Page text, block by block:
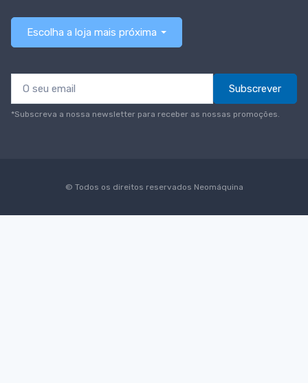
Escolha a loja mais próxima
Subscrever
*Subscreva a nossa newsletter para receber as nossas promoções.
© Todos os direitos reservados Neomáquina